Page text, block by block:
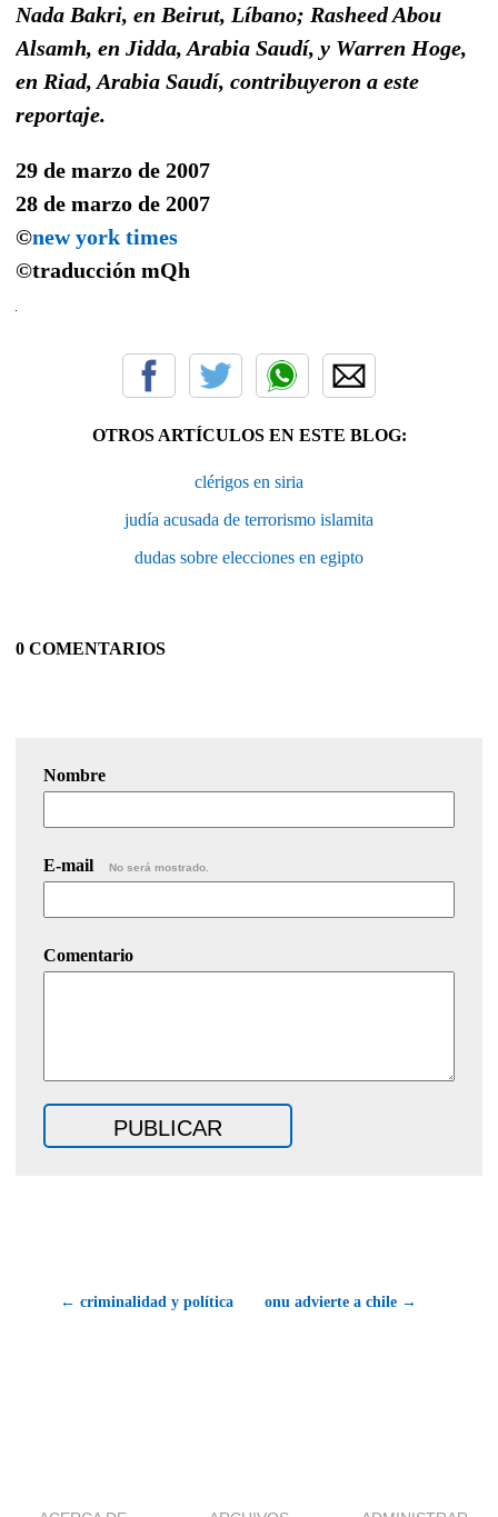
Nada Bakri, en Beirut, Líbano; Rasheed Abou
Alsamh, en Jidda, Arabia Saudí, y Warren Hoge,
en Riad, Arabia Saudí, contribuyeron a este
reportaje.
29 de marzo de 2007
28 de marzo de 2007
©new york times
©traducción mQh
OTROS ARTÍCULOS EN ESTE BLOG:
clérigos en siria
judía acusada de terrorismo islamita
dudas sobre elecciones en egipto
0 COMENTARIOS
Nombre
E-mail No será mostrado.
Comentario
← criminalidad y política onu advierte a chile →